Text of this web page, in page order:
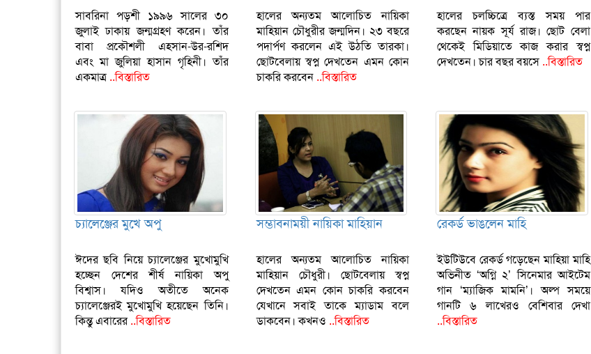
সাবরিনা পড়শী ১৯৯৬ সালের ৩০
জুলাই ঢাকায় জন্মগ্রহণ করেন। তাঁর
বাবা প্রকৌশলী এহসান-উর-রশিদ
এবং মা জুলিয়া হাসান গৃহিনী। তাঁর
একমাত্র ..বিস্তারিত
হালের অন্যতম আলোচিত নায়িকা
মাহিয়ান চৌধুরীর জন্মদিন। ২৩ বছরে
পদার্পণ করলেন এই উঠতি তারকা।
ছোটবেলায় স্বপ্ন দেখতেন এমন কোন
চাকরি করবেন ..বিস্তারিত
হালের চলচ্চিত্রে ব্যস্ত সময় পার
করছেন নায়ক সূর্য রাজ। ছোট বেলা
থেকেই মিডিয়াতে কাজ করার স্বপ্ন
দেখতেন। চার বছর বয়সে ..বিস্তারিত
চ্যালেঞ্জের মুখে অপু
ঈদের ছবি নিয়ে চ্যালেঞ্জের মুখোমুখি
হচ্ছেন দেশের শীর্ষ নায়িকা অপু
বিশ্বাস। যদিও অতীতে অনেক
চ্যালেঞ্জেরই মুখোমুখি হয়েছেন তিনি।
কিন্তু এবারের..বিস্তারিত
সম্ভাবনাময়ী নায়িকা মাহিয়ান
হালের অন্যতম আলোচিত নায়িকা
মাহিয়ান চৌধুরী। ছোটবেলায় স্বপ্ন
দেখতেন এমন কোন চাকরি করবেন
যেখানে সবাই তাকে ম্যাডাম বলে
ডাকবেন। কখনও ..বিস্তারিত
রেকর্ড ভাঙলেন মাহি
ইউটিউবে রেকর্ড গড়েছেন মাহিয়া মাহি
অভিনীত ‘অগ্নি ২’ সিনেমার আইটেম
গান ‘ম্যাজিক মামনি’। অল্প সময়ে
গানটি ৬ লাখেরও বেশিবার দেখা
..বিস্তারিত